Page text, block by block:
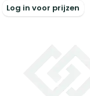
Log in voor prijzen